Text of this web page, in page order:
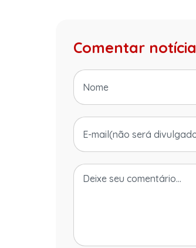
Comentar notícia